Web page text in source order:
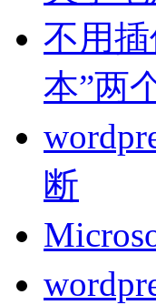
不用插
本”两
断